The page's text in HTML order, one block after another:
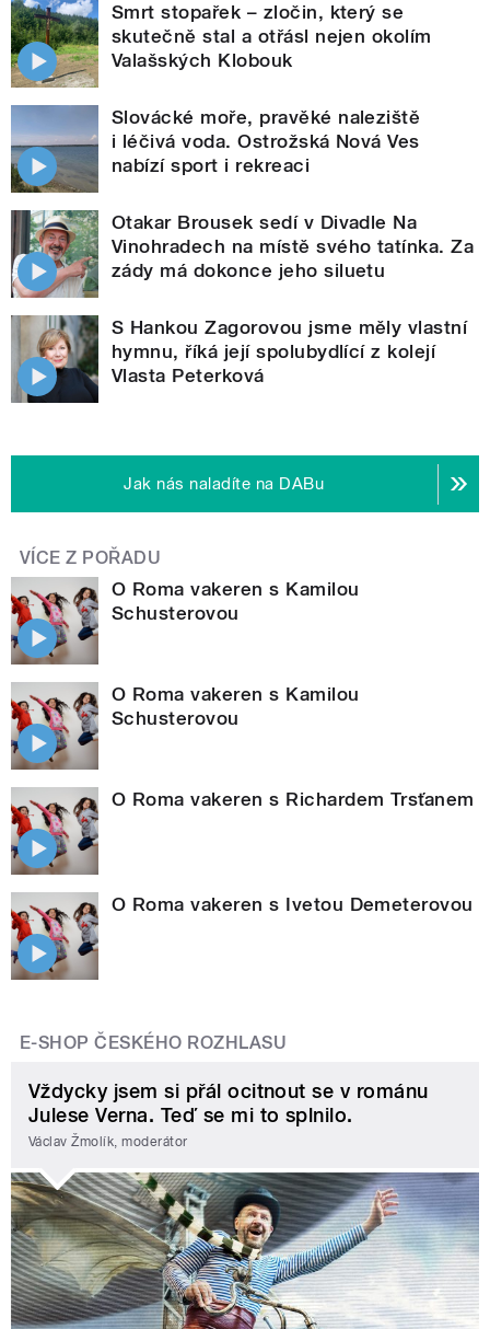
Smrt stopařek – zločin, který se
skutečně stal a otřásl nejen okolím
Valašských Klobouk
Slovácké moře, pravěké naleziště
i léčivá voda. Ostrožská Nová Ves
nabízí sport i rekreaci
Otakar Brousek sedí v Divadle Na
Vinohradech na místě svého tatínka. Za
zády má dokonce jeho siluetu
S Hankou Zagorovou jsme měly vlastní
hymnu, říká její spolubydlící z kolejí
Vlasta Peterková
Jak nás naladíte na DABu
VÍCE Z POŘADU
O Roma vakeren s Kamilou
Schusterovou
O Roma vakeren s Kamilou
Schusterovou
O Roma vakeren s Richardem Trsťanem
O Roma vakeren s Ivetou Demeterovou
E-SHOP ČESKÉHO ROZHLASU
Vždycky jsem si přál ocitnout se v románu
Julese Verna. Teď se mi to splnilo.
Václav Žmolík, moderátor